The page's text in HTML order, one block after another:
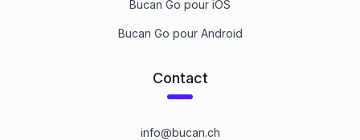
Bucan Go pour iOS
Bucan Go pour Android
Contact
info@bucan.ch